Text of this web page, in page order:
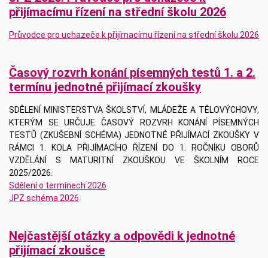
přijímacímu řízení na střední školu 2026
Průvodce pro uchazeče k přijímacímu řízení na střední školu 2026
Časový rozvrh konání písemných testů 1. a 2.
termínu jednotné přijímací zkoušky
SDĚLENÍ MINISTERSTVA ŠKOLSTVÍ, MLÁDEŽE A TĚLOVÝCHOVY,
KTERÝM SE URČUJE ČASOVÝ ROZVRH KONÁNÍ PÍSEMNÝCH
TESTŮ (ZKUŠEBNÍ SCHÉMA) JEDNOTNÉ PŘIJÍMACÍ ZKOUŠKY V
RÁMCI 1. KOLA PŘIJÍMACÍHO ŘÍZENÍ DO 1. ROČNÍKU OBORŮ
VZDĚLÁNÍ S MATURITNÍ ZKOUŠKOU VE ŠKOLNÍM ROCE
2025/2026.
Sdělení o termínech 2026
JPZ schéma 2026
Nejčastější otázky a odpovědi k jednotné
přijímací zkoušce